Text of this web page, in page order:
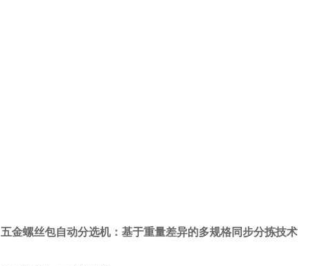
五金螺丝包自动分选机：基于重量差异的多规格同步分拣技术